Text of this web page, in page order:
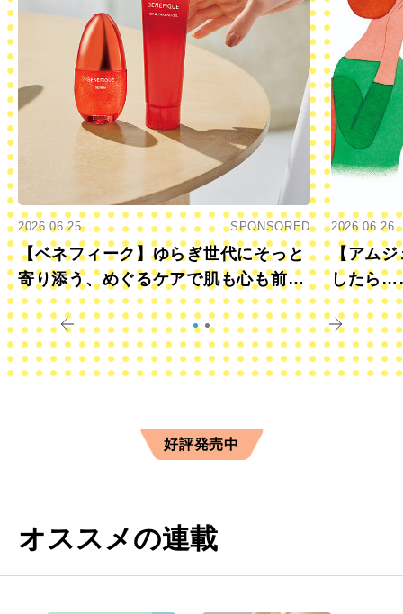
2026.06.25 SPONSORED
【ベネフィーク】ゆらぎ世代にそっと
寄り添う、めぐるケアで肌も心も前向
きに
2026.06.26
【アムジ
したら
すか？
好評発売中
オススメの連載